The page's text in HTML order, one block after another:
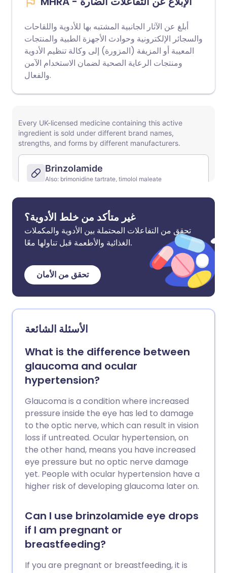
أبلغ عن الآثار الجانبية المشتبه بها للأدوية واللقاحات
والسجائر الإلكترونية وحوادث الأجهزة الطبية والمنتجات
المعيبة أو المزيفة (المزورة) إلى وكالة تنظيم الأدوية
ومنتجات الرعاية الصحية لضمان الاستخدام الآمن
والفعال.
غير متأكد من خلط الأدوية؟
تحقق من التفاعلات المحتملة بين الأدوية والمكملات
الغذائية والأطعمة قبل تناولها معًا.
تحقق من الأمان
الأسئلة الشائعة
What is the difference between
glaucoma and ocular
hypertension?
Glaucoma is a condition where increased
pressure inside the eye has led to damage
to the optic nerve, which can result in vision
loss if untreated. Ocular hypertension, on
the other hand, means you have increased
eye pressure but no optic nerve damage
yet. People with ocular hypertension have a
higher risk of developing glaucoma later on.
Can I use brinzolamide eye drops
if I am pregnant or
breastfeeding?
If you are pregnant or breastfeeding, it is